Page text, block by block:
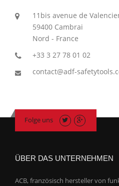
11bis avenue de
59400 Cambrai
Nord - France
+33 3 27 78 01 02
contact@adf-
Folge uns
ÜBER DAS UNTERNEHMEN
ACB, französisch hersteller von